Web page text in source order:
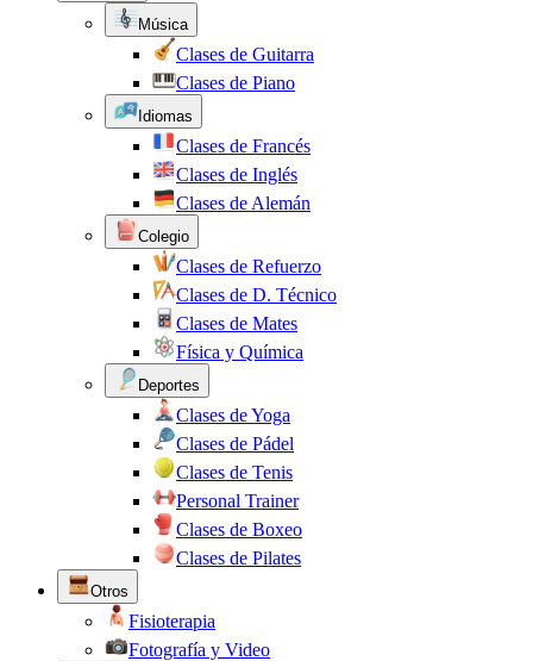
Música
Clases de Guitarra
Clases de Piano
Idiomas
Clases de Francés
Clases de Inglés
Clases de Alemán
Colegio
Clases de Refuerzo
Clases de D. Técnico
Clases de Mates
Física y Química
Deportes
Clases de Yoga
Clases de Pádel
Clases de Tenis
Personal Trainer
Clases de Boxeo
Clases de Pilates
Otros
Fisioterapia
Fotografía y Video